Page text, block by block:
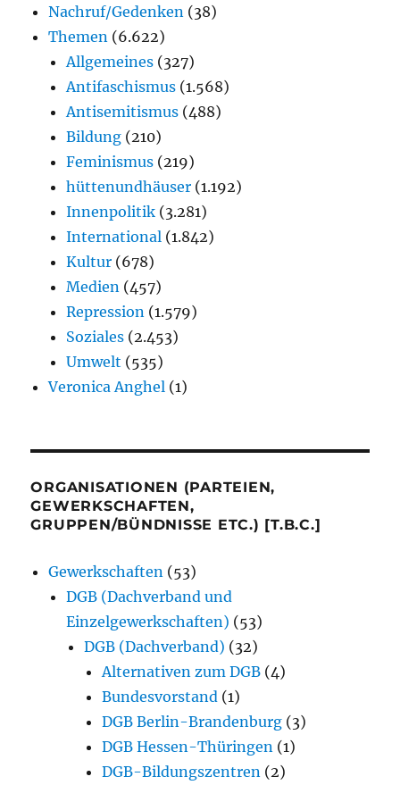
Nachruf/Gedenken (38)
Themen (6.622)
Allgemeines (327)
Antifaschismus (1.568)
Antisemitismus (488)
Bildung (210)
Feminismus (219)
hüttenundhäuser (1.192)
Innenpolitik (3.281)
International (1.842)
Kultur (678)
Medien (457)
Repression (1.579)
Soziales (2.453)
Umwelt (535)
Veronica Anghel (1)
ORGANISATIONEN (PARTEIEN,
GEWERKSCHAFTEN,
GRUPPEN/BÜNDNISSE ETC.) [T.B.C.]
Gewerkschaften (53)
DGB (Dachverband und
Einzelgewerkschaften) (53)
DGB (Dachverband) (32)
Alternativen zum DGB (4)
Bundesvorstand (1)
DGB Berlin-Brandenburg (3)
DGB Hessen-Thüringen (1)
DGB-Bildungszentren (2)